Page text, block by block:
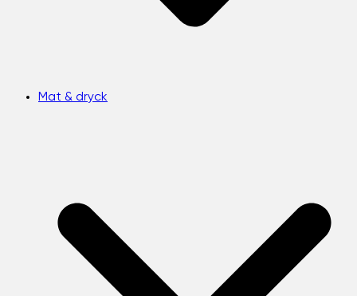
Mat & dryck